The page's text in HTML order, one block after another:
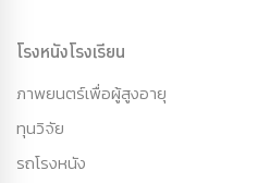
โรงหนังโรงเรียน
ภาพยนตร์เพื่อผู้สูงอายุ
ทุนวิจัย
รถโรงหนัง